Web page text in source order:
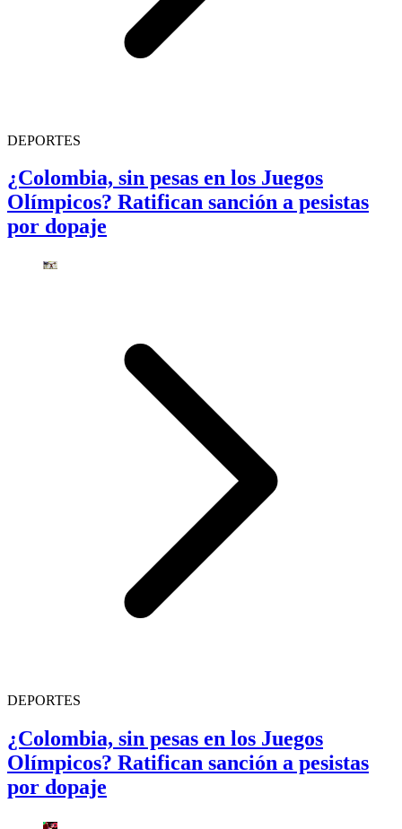
DEPORTES
¿Colombia, sin pesas en los Juegos
Olímpicos? Ratifican sanción a pesistas
por dopaje
DEPORTES
¿Colombia, sin pesas en los Juegos
Olímpicos? Ratifican sanción a pesistas
por dopaje